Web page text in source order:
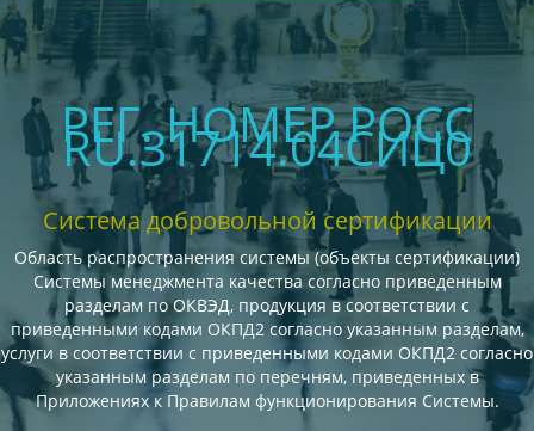
РЕГ. НОМЕР РОСС
RU.З1714.04СИЦ0
Система добровольной сертификации
Область распространения системы (объекты сертификации)
Системы менеджмента качества согласно приведенным
разделам по ОКВЭД, продукция в соответствии с
приведенными кодами ОКПД2 согласно указанным разделам,
услуги в соответствии с приведенными кодами ОКПД2 согласно
указанным разделам по перечням, приведенных в
Приложениях к Правилам функционирования Системы.